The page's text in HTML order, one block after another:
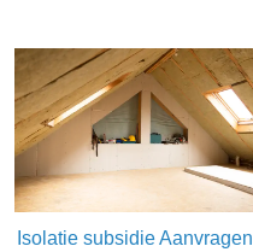
Isolatie subsidie Aanvragen